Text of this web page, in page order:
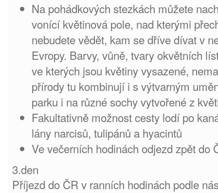
Na pohádkových stezkách můžete
vonící květinová pole, nad kterými
nebudete vědět, kam se dříve dívat v
Evropy. Barvy, vůně, tvary okvětních
ve kterých jsou květiny vysazené,
přírody tu kombinují i s výtvarným
parku i na různé sochy vytvořené z
Fakultativně možnost cesty lodí po
lány narcisů, tulipánů a hyacintů
Ve večerních hodinách odjezd zpět do
3.den
Příjezd do ČR v ranních hodinách podle